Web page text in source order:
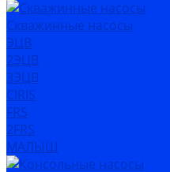
Скважинные насосы
ЭЦВ
2ЭЦВ
3ЭЦВ
CIRIS
FRS
2FRS
МАЛЫШ